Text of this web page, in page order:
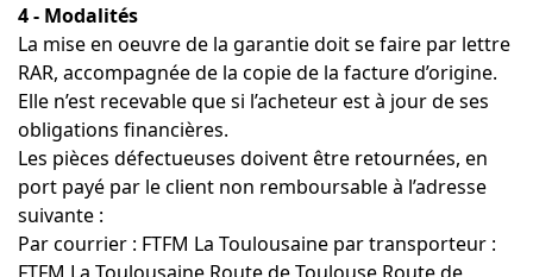
4 - Modalités
La mise en oeuvre de la garantie doit se faire par lettre
RAR, accompagnée de la copie de la facture d’origine.
Elle n’est recevable que si l’acheteur est à jour de ses
obligations financières.
Les pièces défectueuses doivent être retournées, en
port payé par le client non remboursable à l’adresse
suivante :
Par courrier : FTFM La Toulousaine par transporteur :